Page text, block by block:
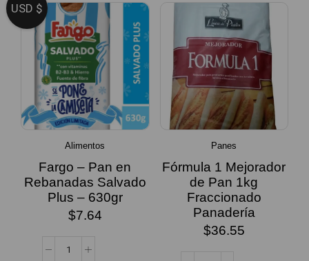
Alimentos
Fargo – Pan en
Rebanadas Salvado
Plus – 630gr
$7.64
Panes
Fórmula 1 Mejorador
de Pan 1kg
Fraccionado
Panadería
$36.55
USD $